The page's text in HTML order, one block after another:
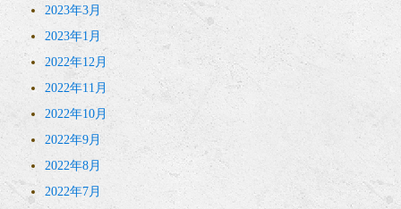
2023年3月
2023年1月
2022年12月
2022年11月
2022年10月
2022年9月
2022年8月
2022年7月